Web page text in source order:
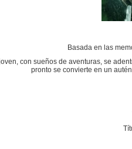
Basada en las
con sueños de aventuras, se
pronto se convierte en un